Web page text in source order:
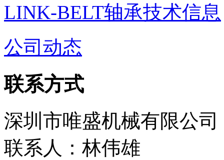
LINK-BELT轴承技术信息
公司动态
联系方式
深圳市唯盛机械有限公司
联系人：林伟雄